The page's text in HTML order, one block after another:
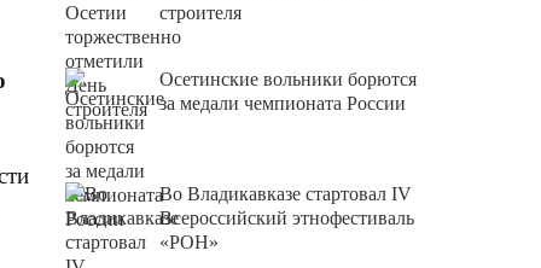
строителя
Осетинские вольники борются
за медали чемпионата России
Во Владикавказе стартовал IV
Всероссийский этнофестиваль
«РОН»